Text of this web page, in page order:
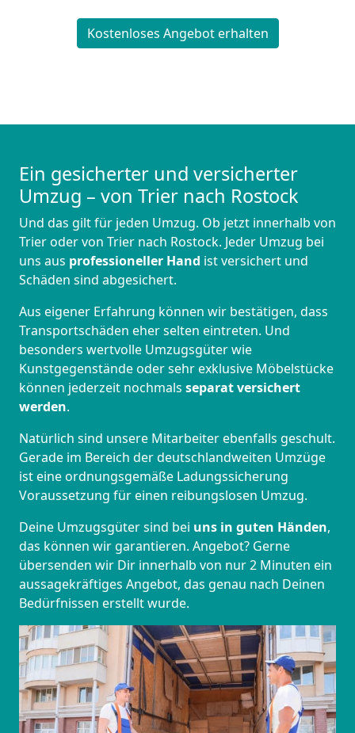
Kostenloses Angebot erhalten
Ein gesicherter und versicherter
Umzug – von Trier nach Rostock
Und das gilt für jeden Umzug. Ob jetzt innerhalb von
Trier oder von Trier nach Rostock. Jeder Umzug bei
uns aus professioneller Hand ist versichert und
Schäden sind abgesichert.
Aus eigener Erfahrung können wir bestätigen, dass
Transportschäden eher selten eintreten. Und
besonders wertvolle Umzugsgüter wie
Kunstgegenstände oder sehr exklusive Möbelstücke
können jederzeit nochmals separat versichert
werden.
Natürlich sind unsere Mitarbeiter ebenfalls geschult.
Gerade im Bereich der deutschlandweiten Umzüge
ist eine ordnungsgemäße Ladungssicherung
Voraussetzung für einen reibungslosen Umzug.
Deine Umzugsgüter sind bei uns in guten Händen,
das können wir garantieren. Angebot? Gerne
übersenden wir Dir innerhalb von nur 2 Minuten ein
aussagekräftiges Angebot, das genau nach Deinen
Bedürfnissen erstellt wurde.